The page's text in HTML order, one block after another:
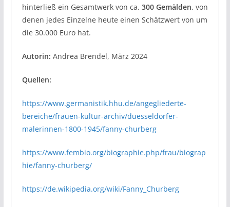
hinterließ ein Gesamtwerk von ca. 300 Gemälden, von
denen jedes Einzelne heute einen Schätzwert von um
die 30.000 Euro hat.
Autorin: Andrea Brendel, März 2024
Quellen:
https://www.germanistik.hhu.de/angegliederte-
bereiche/frauen-kultur-archiv/duesseldorfer-
malerinnen-1800-1945/fanny-churberg
https://www.fembio.org/biographie.php/frau/biograp
hie/fanny-churberg/
https://de.wikipedia.org/wiki/Fanny_Churberg